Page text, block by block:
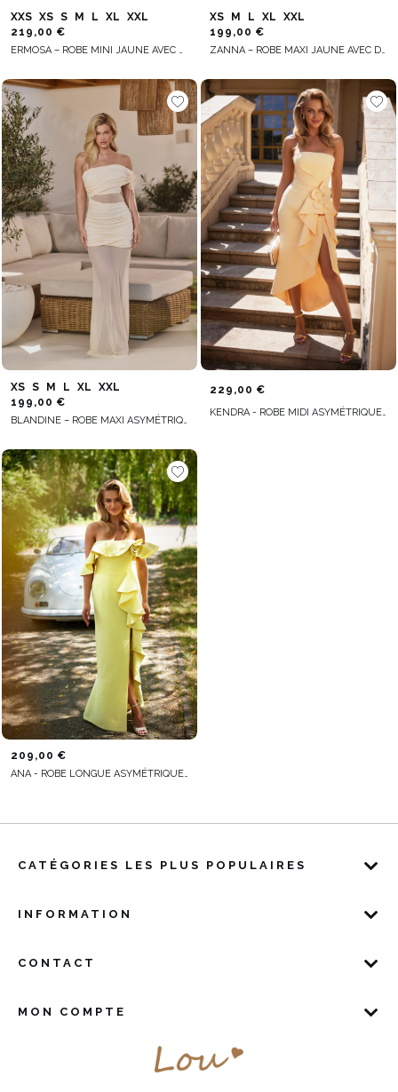
XXS XS S M L XL
XXL
219,00 €
ERMOSA – ROBE MINI JAUNE AVEC ÉCHARPE DÉCORATIVE
XS M L XL
XXL
199,00 €
ZANNA – ROBE MAXI JAUNE AVEC DOS NU
XS S M L XL
XXL
199,00 €
BLANDINE – ROBE MAXI ASYMÉTRIQUE JAUNE
229,00 €
KENDRA - ROBE MIDI ASYMÉTRIQUE AVEC CORSAGE À ARMATURES, BRETELLES AMOVIBLES ET JABOT DÉCORATIF
209,00 €
ANA - ROBE LONGUE ASYMÉTRIQUE AVEC CORSET ET VOLANTS ÉTONNANTS
CATÉGORIES LES PLUS POPULAIRES
INFORMATION
CONTACT
MON COMPTE